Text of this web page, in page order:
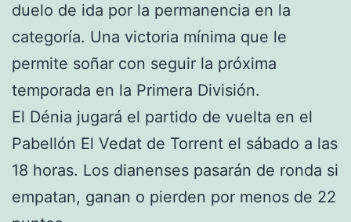
duelo de ida por la permanencia en la
categoría. Una victoria mínima que le
permite soñar con seguir la próxima
temporada en la Primera División.
El Dénia jugará el partido de vuelta en el
Pabellón El Vedat de Torrent el sábado a las
18 horas. Los dianenses pasarán de ronda si
empatan, ganan o pierden por menos de 22